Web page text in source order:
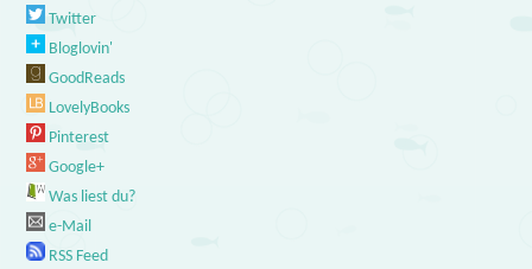
Twitter
Bloglovin'
GoodReads
LovelyBooks
Pinterest
Google+
Was liest du?
e-Mail
RSS Feed